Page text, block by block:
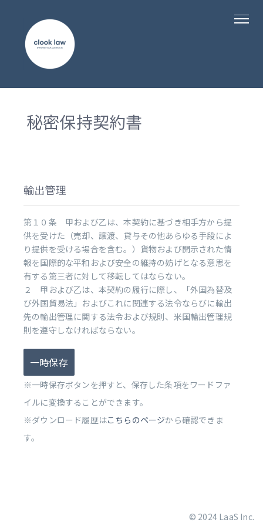
秘密保持契約書
輸出管理
第１０条 甲および乙は、本契約に基づき相手方から提
供を受けた（売却、譲渡、貸与その他あらゆる手段によ
り提供を受ける場合を含む。）貨物および開示された情
報を国際的な平和および安全の維持の妨げとなる意思を
有する第三者に対して移転してはならない。
２ 甲および乙は、本契約の履行に際し、「外国為替及
び外国貿易法」およびこれに関連する法令ならびに輸出
先の輸出管理に関する法令および規則、米国輸出管理規
則を遵守しなければならない。
一時保存
※一時保存ボタンを押すと、保存した条項をワードファ
イルに変換することができます。
※ダウンロード履歴はこちらのページから確認できま
す。
© 2024 LaaS Inc.